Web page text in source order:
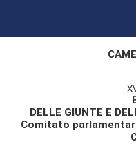
DELLE GIUNTE E
Comitato